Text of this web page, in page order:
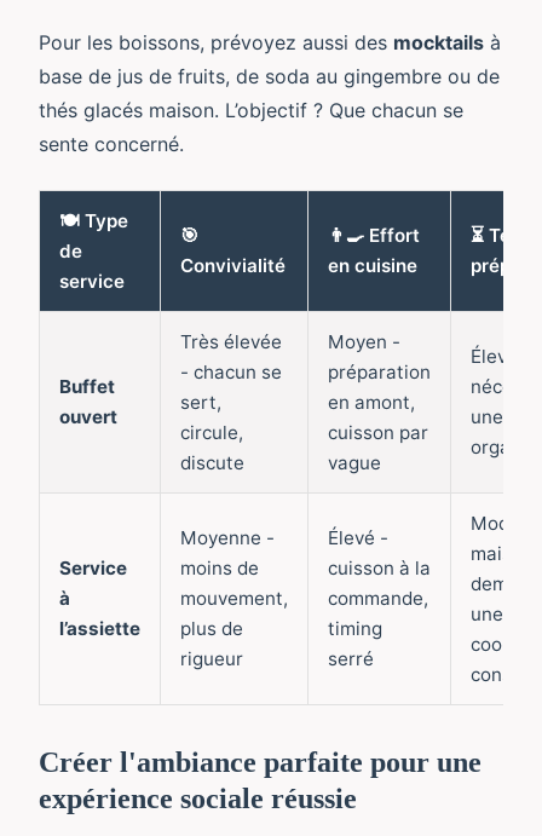
Pour les boissons, prévoyez aussi des mocktails à
base de jus de fruits, de soda au gingembre ou de
thés glacés maison. L’objectif ? Que chacun se
sente concerné.
🍽️ Type
de
service
🎯
Convivialité
👨‍🍳 Effort
en cuisine
⏳
Buffet
ouvert
Très élevée
- chacun se
sert,
circule,
discute
Moyen -
préparation
en amont,
cuisson par
vague
Élevé -
une
Service
à
l’assiette
Moyenne -
moins de
mouvement,
plus de
rigueur
Élevé -
cuisson à la
commande,
timing
serré
mais
une
Créer l'ambiance parfaite pour une
expérience sociale réussie